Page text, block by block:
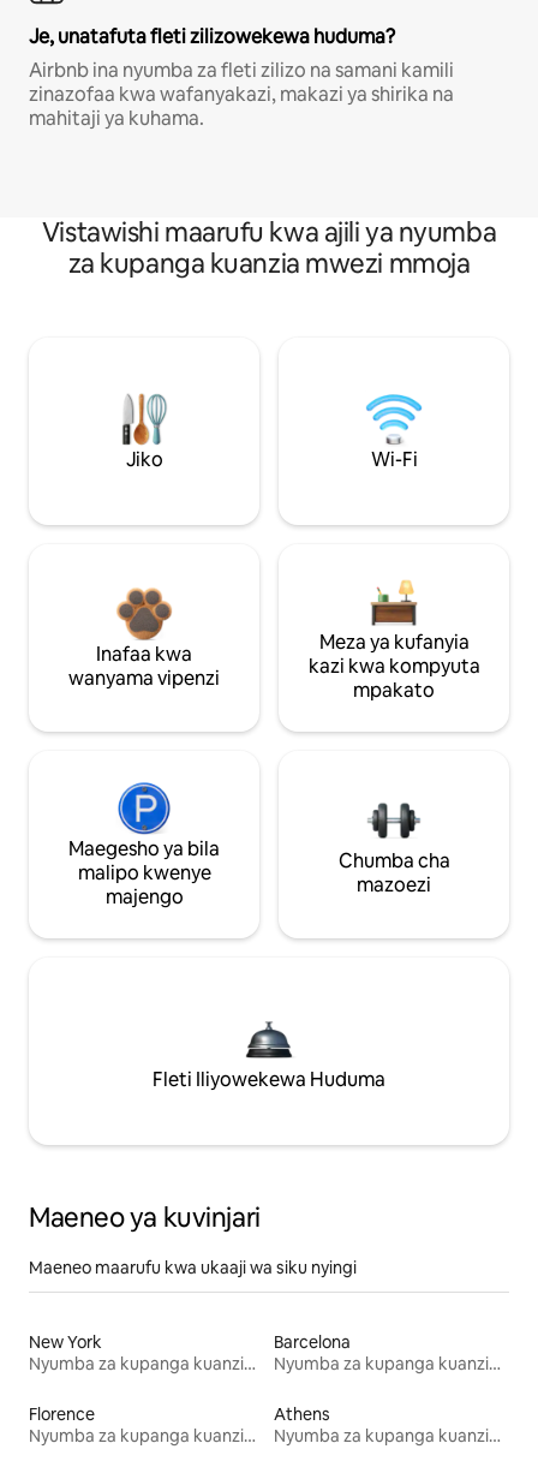
Je, unatafuta fleti zilizowekewa huduma?
Airbnb ina nyumba za fleti zilizo na samani kamili
zinazofaa kwa wafanyakazi, makazi ya shirika na
mahitaji ya kuhama.
Vistawishi maarufu kwa ajili ya nyumba
za kupanga kuanzia mwezi mmoja
Jiko Wi-Fi
Inafaa kwa
wanyama vipenzi
Meza ya kufanyia
kazi kwa kompyuta
mpakato
Maegesho ya bila
malipo kwenye
majengo
Chumba cha
mazoezi
Fleti Iliyowekewa Huduma
Maeneo ya kuvinjari
Maeneo maarufu kwa ukaaji wa siku nyingi
New York
Nyumba za kupanga kuanzia mwezi mmoja
Barcelona
Nyumba za kupanga kuanzia mwezi mmoja
Florence
Nyumba za kupanga kuanzia mwezi mmoja
Athens
Nyumba za kupanga kuanzia mwezi mmoja